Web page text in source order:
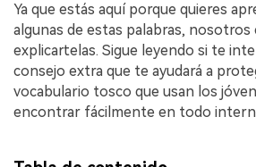
Ya que estás aquí porque quieres
algunas de estas palabras, nosotros
explicartelas. Sigue leyendo si te
consejo extra que te ayudará a
vocabulario tosco que usan los
encontrar fácilmente en todo